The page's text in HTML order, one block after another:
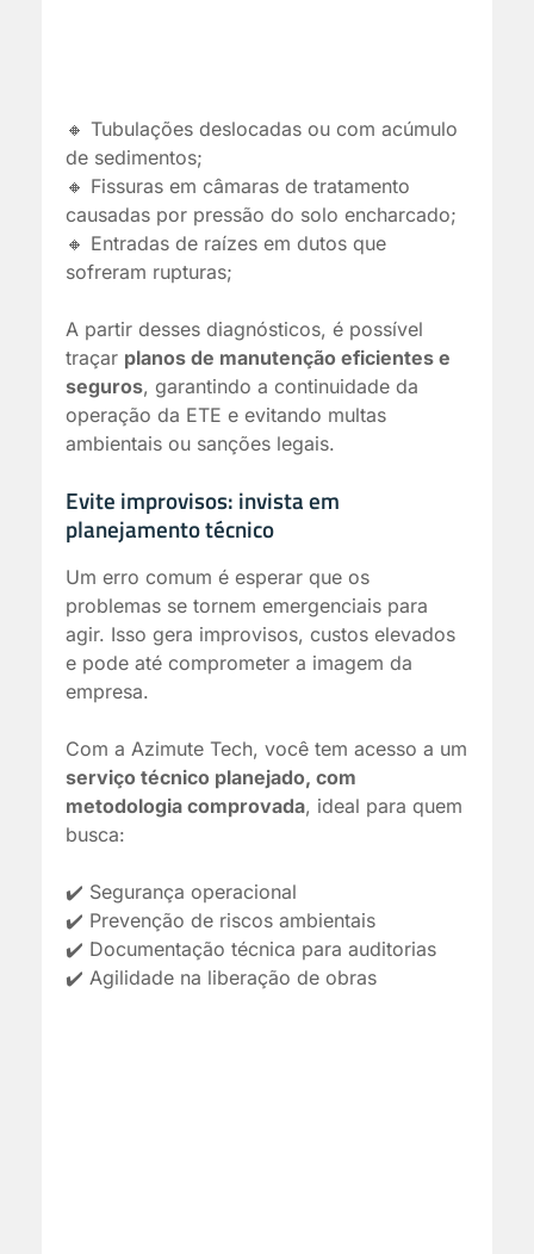
🔸 Tubulações deslocadas ou com acúmulo
de sedimentos;
🔸 Fissuras em câmaras de tratamento
causadas por pressão do solo encharcado;
🔸 Entradas de raízes em dutos que
sofreram rupturas;
A partir desses diagnósticos, é possível
traçar planos de manutenção eficientes e
seguros, garantindo a continuidade da
operação da ETE e evitando multas
ambientais ou sanções legais.
Evite improvisos: invista em
planejamento técnico
Um erro comum é esperar que os
problemas se tornem emergenciais para
agir. Isso gera improvisos, custos elevados
e pode até comprometer a imagem da
empresa.
Com a Azimute Tech, você tem acesso a um
serviço técnico planejado, com
metodologia comprovada, ideal para quem
busca:
✔️ Segurança operacional
✔️ Prevenção de riscos ambientais
✔️ Documentação técnica para auditorias
✔️ Agilidade na liberação de obras